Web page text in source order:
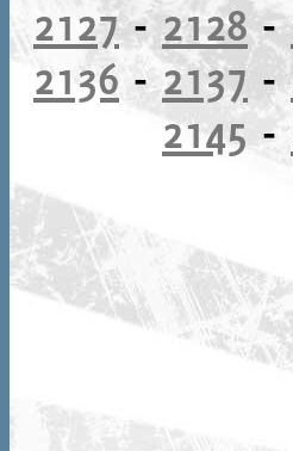
2127-2128-
2136 -2137-
2145 -